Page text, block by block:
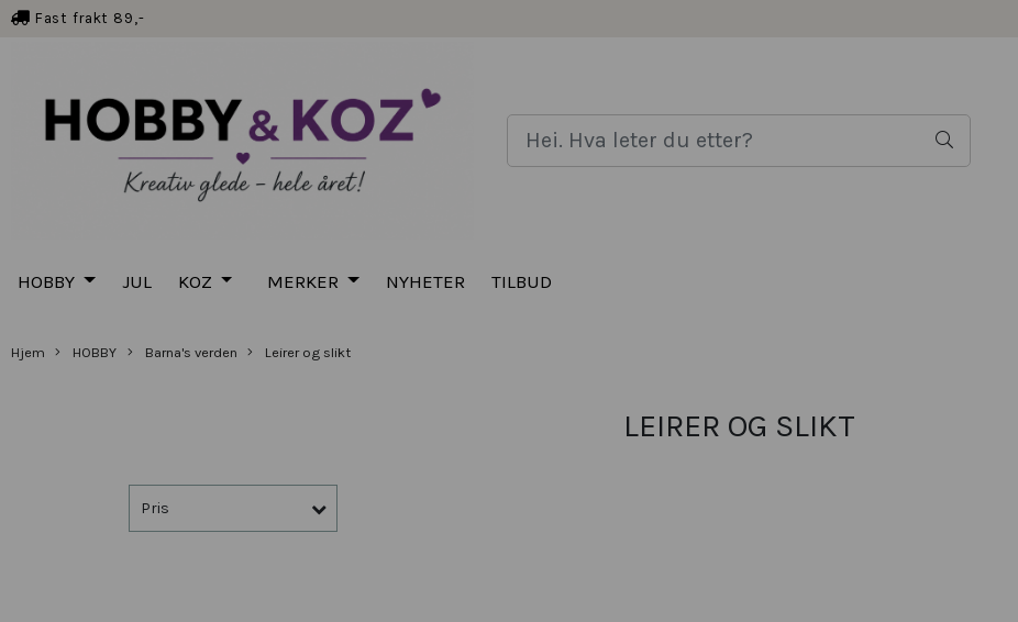
Fast frakt 89,-
HOBBY JUL KOZ MERKER NYHETER TILBUD
Hjem HOBBY Barna's verden Leirer og slikt
LEIRER OG SLIKT
Pris